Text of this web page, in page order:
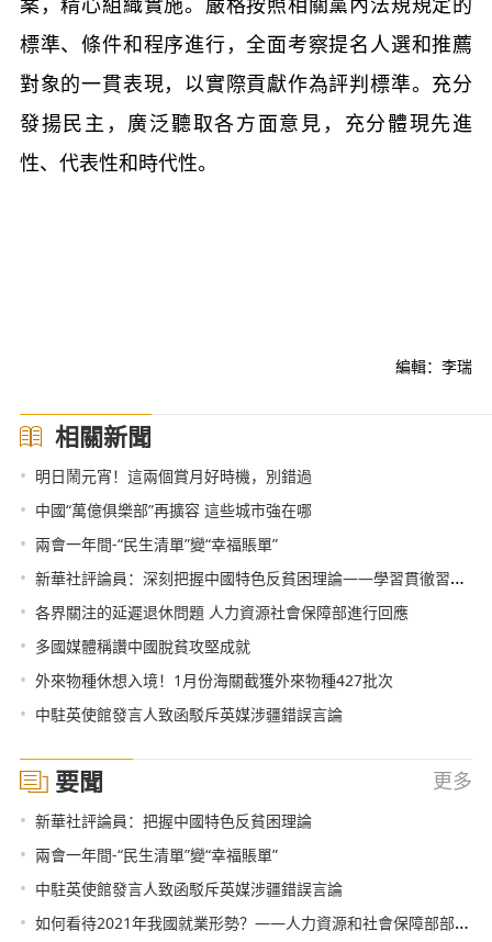
標準、條件和程序進行，全面考察提名人選和推薦
對象的一貫表現，以實際貢獻作為評判標準。充分
發揚民主，廣泛聽取各方面意見，充分體現先進
性、代表性和時代性。
編輯：李瑞
相關新聞
• 明日鬧元宵！這兩個賞月好時機，別錯過
• 中國“萬億俱樂部”再擴容 這些城市強在哪
• 兩會一年間-“民生清單”變“幸福賬單”
• 新華社評論員：深刻把握中國特色反貧困理論——學習貫徹習近平總書記在全國脫貧攻堅總結表彰大會重要講話
• 各界關注的延遲退休問題 人力資源社會保障部進行回應
• 多國媒體稱讚中國脫貧攻堅成就
• 外來物種休想入境！1月份海關截獲外來物種427批次
• 中駐英使館發言人致函駁斥英媒涉疆錯誤言論
要聞 更多
• 新華社評論員：把握中國特色反貧困理論
• 兩會一年間-“民生清單”變“幸福賬單”
• 中駐英使館發言人致函駁斥英媒涉疆錯誤言論
• 如何看待2021年我國就業形勢？——人力資源和社會保障部部長回應熱點